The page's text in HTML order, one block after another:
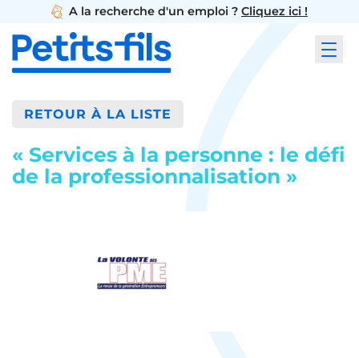
A la recherche d'un emploi ? Cliquez ici !
RETOUR À LA LISTE
« Services à la personne : le défi
de la professionnalisation »